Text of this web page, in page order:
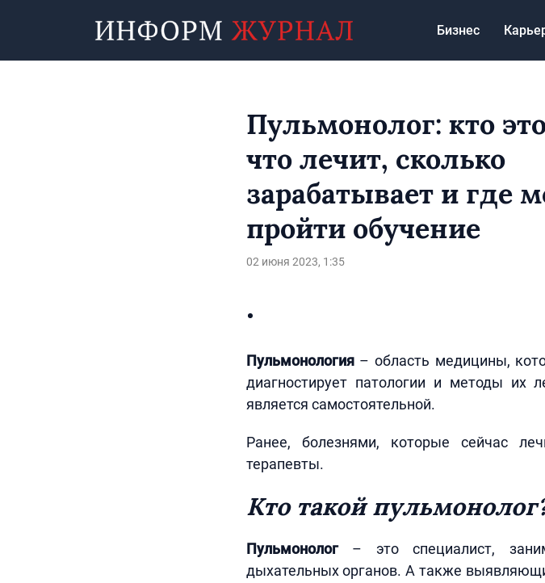
Бизнес
Пульмонолог: кто
что лечит, сколько
зарабатывает и где
пройти обучение
02 июня 2023, 1:35
Пульмонология– область медицины,
диагностирует патологии и методы их
является самостоятельной.
Ранее, болезнями, которые сейчас
терапевты.
Кто такой
Пульмонолог– это специалист,
дыхательных органов. А также